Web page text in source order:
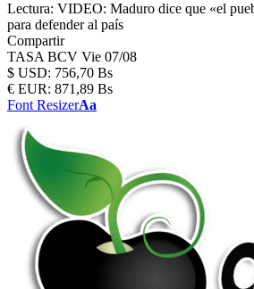
Lectura: VIDEO: Maduro dice que «el
para defender al país
Compartir
TASA BCV Vie 07/08
$ USD: 756,70 Bs
€ EUR: 871,89 Bs
Font ResizerAa